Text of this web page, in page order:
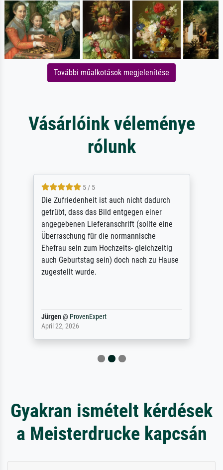
További műalkotások megjelenítése
Vásárlóink véleménye
rólunk
5 / 5
Die Zufriedenheit ist auch nicht dadurch
getrübt, dass das Bild entgegen einer
angegebenen Lieferanschrift (sollte eine
Überraschung für die normannische
Ehefrau sein zum Hochzeits- gleichzeitig
auch Geburtstag sein) doch nach zu Hause
zugestellt wurde.
Jürgen@ ProvenExpert
April 22, 2026
Gyakran ismételt kérdések
a Meisterdrucke kapcsán